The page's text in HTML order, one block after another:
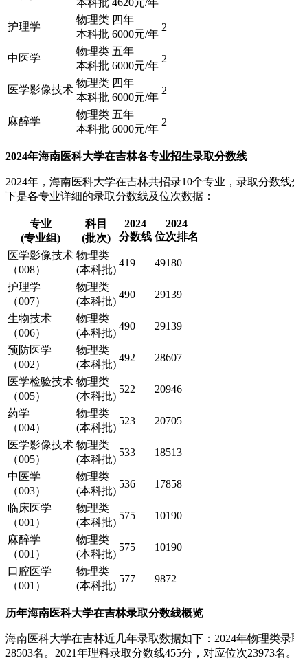
护理学
物理类
本科批
四年
6000元/年
2
中医学
物理类
本科批
五年
6000元/年
2
医学影像技术
物理类
本科批
四年
6000元/年
2
麻醉学
物理类
本科批
五年
6000元/年
2
2024年海南医科大学在吉林各专业招生录取分数线​
2024年，海南医科大学在吉林共招录10个专业，录取分数线
下是各专业详细的录取分数线及位次数据：
专业
(专业组)
科目
(批次)
2024
分数线
2024
位次排名
医学影像技术
（008）
物理类
(本科批)
419 49180
护理学
（007）
物理类
(本科批)
490 29139
生物技术
（006）
物理类
(本科批)
490 29139
预防医学
（002）
物理类
(本科批)
492 28607
医学检验技术
（005）
物理类
(本科批)
522 20946
药学
（004）
物理类
(本科批)
523 20705
医学影像技术
（005）
物理类
(本科批)
533 18513
中医学
（003）
物理类
(本科批)
536 17858
临床医学
（001）
物理类
(本科批)
575 10190
麻醉学
（001）
物理类
(本科批)
575 10190
口腔医学
（001）
物理类
(本科批)
577 9872
历年海南医科大学在吉林录取分数线概览
海南医科大学在吉林近几年录取数据如下：2024年物理类
28503名。2021年理科录取分数线455分，对应位次23973名。